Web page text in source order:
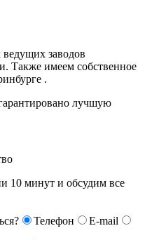
заводов
Также имеем собственное
.
лучшую
10 минут и обсудим все
Телефон
E-mail